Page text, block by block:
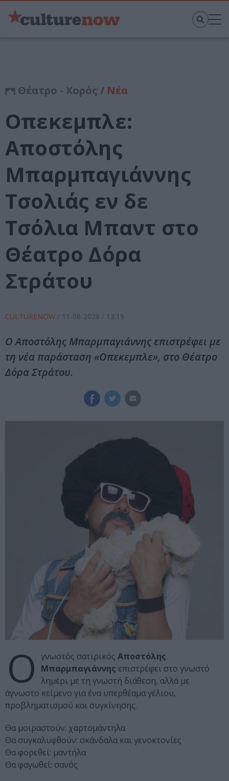
Θέατρο - Χορός / Νέα
Οπεκεμπλε:
Αποστόλης
Μπαρμπαγιάννης
Τσολιάς εν δε
Τσόλια Μπαντ στο
Θέατρο Δόρα
Στράτου
CULTURENOW / 11-06-2026 / 13:19
Ο Αποστόλης Μπαρμπαγιάννης επιστρέφει με
τη νέα παράσταση «Οπεκεμπλε», στo Θέατρο
Δόρα Στράτου.
Ο γνωστός σατιρικός Αποστόλης
Μπαρμπαγιάννης επιστρέφει στο γνωστό
λημέρι με τη γνωστή διάθεση, αλλά με
άγνωστο κείμενο για ένα υπερθέαμα γέλιου,
προβληματισμού και συγκίνησης.
Θα μοιραστούν: χαρτομάντηλα
Θα συγκαλυφθούν: σκάνδαλα και γενοκτονίες
Θα φορεθεί: μαντήλα
Θα φαγωθεί: σανός